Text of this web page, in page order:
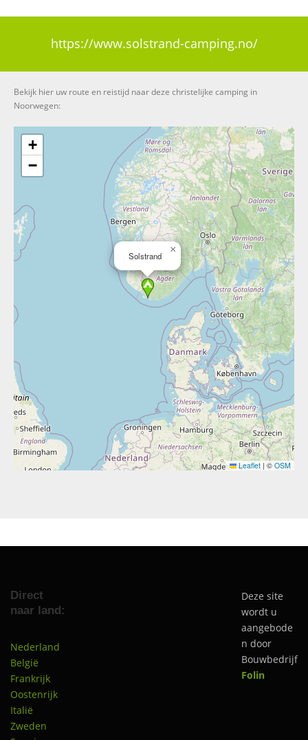
https://www.solstrand-camping.no/
Bekijk hier uw route en reistijd naar deze christelijke camping in
Noorwegen:
Solstrand
×
+
−
Leaflet | © OSM
Direct
naar land:
Nederland
België
Frankrijk
Oostenrijk
Italië
Zweden
Deze site
wordt u
aangebode
n door
Bouwbedrijf
Folin